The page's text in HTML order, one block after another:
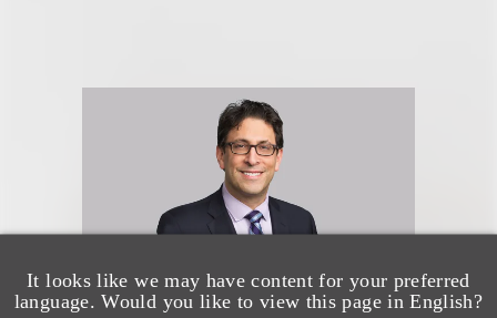
It looks like we may have content for your preferred
language. Would you like to view this page in English?